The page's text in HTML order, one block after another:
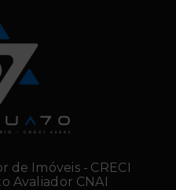
de Imóveis - CRECI
Avaliador CNAI